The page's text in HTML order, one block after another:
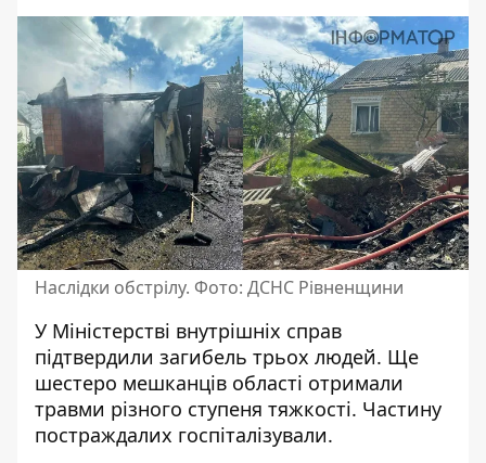
Наслідки обстрілу. Фото: ДСНС Рівненщини
У Міністерстві внутрішніх справ
підтвердили загибель трьох людей. Ще
шестеро мешканців області отримали
травми різного ступеня тяжкості. Частину
постраждалих госпіталізували.